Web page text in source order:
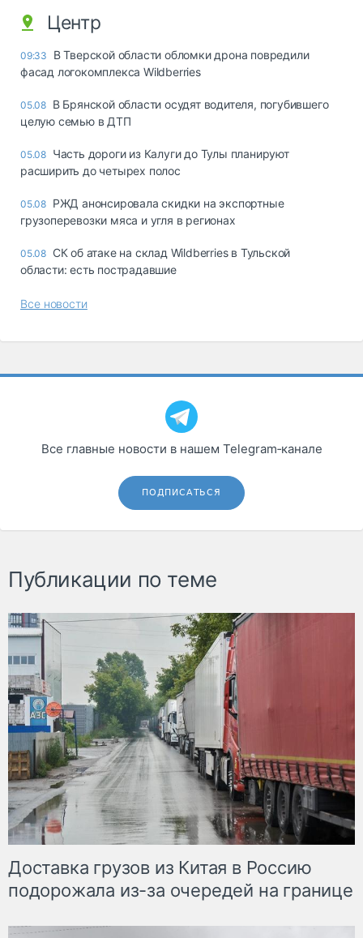
Центр
09:33
В Тверской области обломки дрона повредили
фасад логокомплекса Wildberries
05.08 В Брянской области осудят водителя, погубившего
целую семью в ДТП
05.08 Часть дороги из Калуги до Тулы планируют
расширить до четырех полос
05.08 РЖД анонсировала скидки на экспортные
грузоперевозки мяса и угля в регионах
05.08 СК об атаке на склад Wildberries в Тульской
области: есть пострадавшие
Все новости
Все главные новости в нашем Telegram‑канале
ПОДПИСАТЬСЯ
Публикации по теме
Доставка грузов из Китая в Россию
подорожала из-за очередей на границе